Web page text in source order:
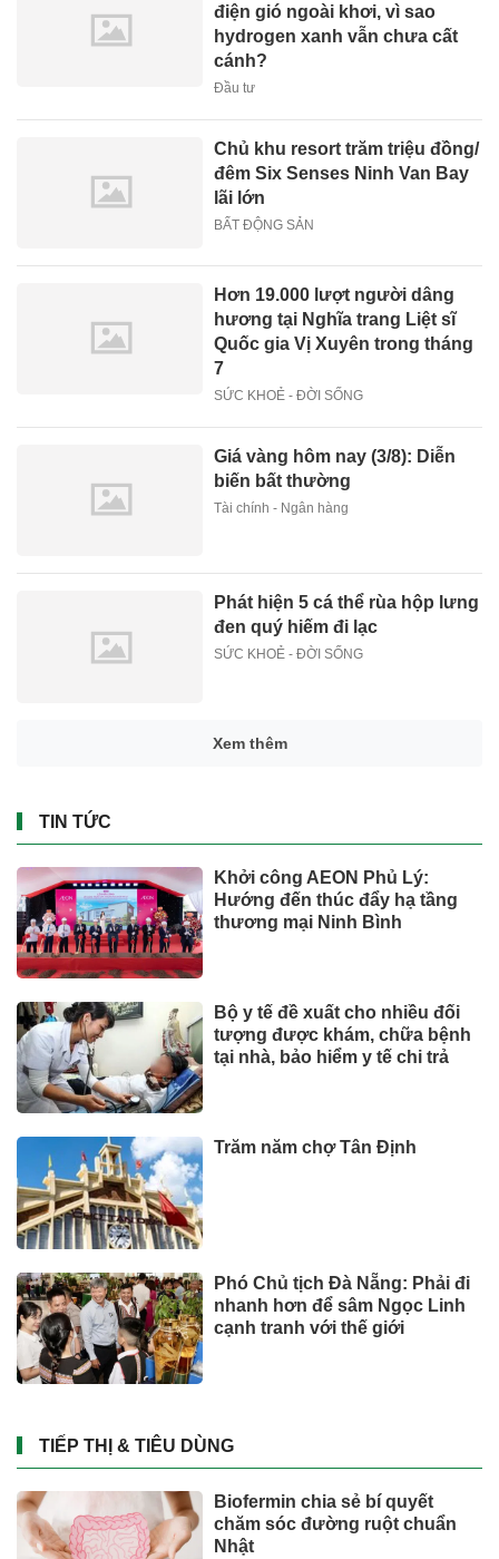
điện gió ngoài khơi, vì sao
hydrogen xanh vẫn chưa cất
cánh?
Đầu tư
Chủ khu resort trăm triệu đồng/
đêm Six Senses Ninh Van Bay
lãi lớn
BẤT ĐỘNG SẢN
Hơn 19.000 lượt người dâng
hương tại Nghĩa trang Liệt sĩ
Quốc gia Vị Xuyên trong tháng
7
SỨC KHOẺ - ĐỜI SỐNG
Giá vàng hôm nay (3/8): Diễn
biến bất thường
Tài chính - Ngân hàng
Phát hiện 5 cá thể rùa hộp lưng
đen quý hiếm đi lạc
SỨC KHOẺ - ĐỜI SỐNG
Xem thêm
TIN TỨC
Khởi công AEON Phủ Lý:
Hướng đến thúc đẩy hạ tầng
thương mại Ninh Bình
Bộ y tế đề xuất cho nhiều đối
tượng được khám, chữa bệnh
tại nhà, bảo hiểm y tế chi trả
Trăm năm chợ Tân Định
Phó Chủ tịch Đà Nẵng: Phải đi
nhanh hơn để sâm Ngọc Linh
cạnh tranh với thế giới
TIẾP THỊ & TIÊU DÙNG
Biofermin chia sẻ bí quyết
chăm sóc đường ruột chuẩn
Nhật